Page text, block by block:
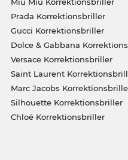
Prada Korrektionsbriller
Gucci Korrektionsbriller
Dolce & Gabbana
Versace Korrektionsbriller
Saint Laurent
Marc Jacobs
Silhouette Korrektionsbriller
Chloé Korrektionsbriller